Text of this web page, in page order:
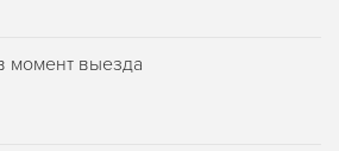
момент выезда